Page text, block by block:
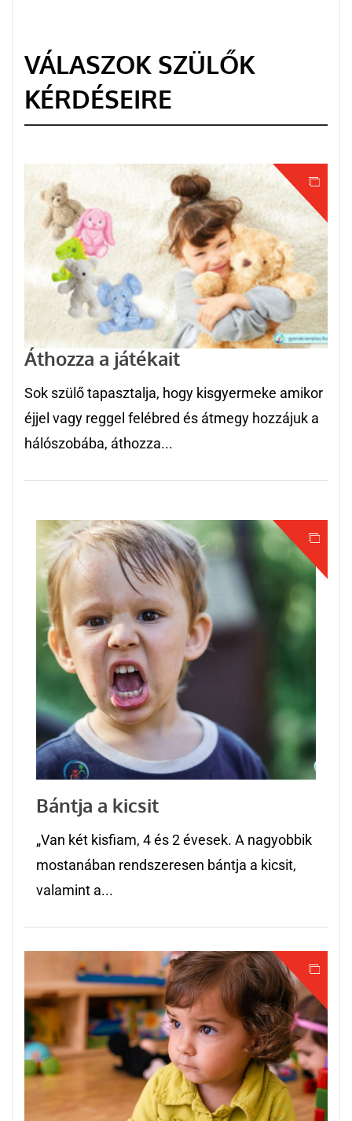
VÁLASZOK SZÜLŐK
KÉRDÉSEIRE
Áthozza a játékait
Sok szülő tapasztalja, hogy kisgyermeke amikor
éjjel vagy reggel felébred és átmegy hozzájuk a
hálószobába, áthozza...
Bántja a kicsit
„Van két kisfiam, 4 és 2 évesek. A nagyobbik
mostanában rendszeresen bántja a kicsit,
valamint a...